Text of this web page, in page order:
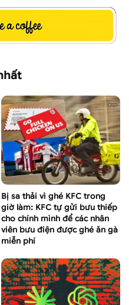
Bị sa thải vì ghé KFC trong
giờ làm: KFC tự gửi bưu thiếp
cho chính mình để các nhân
viên bưu điện được ghé ăn gà
miễn phí